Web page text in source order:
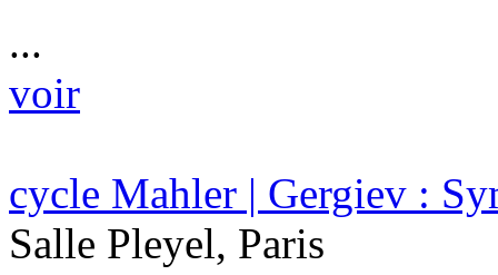
...
voir
cycle Mahler | Gergiev :
Salle Pleyel, Paris